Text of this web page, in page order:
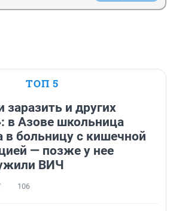
ТОП 5
заразить и других
в Азове школьница
в больницу с кишечной
— позже у нее
ВИЧ
106